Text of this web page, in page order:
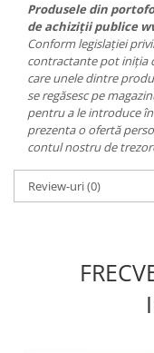
Produsele din
de achiziții publice
Conform legislației
contractante pot iniția
care unele dintre
se regăsesc pe
pentru a le introduce
prezenta o ofertă
contul nostru de
Review-uri(0)